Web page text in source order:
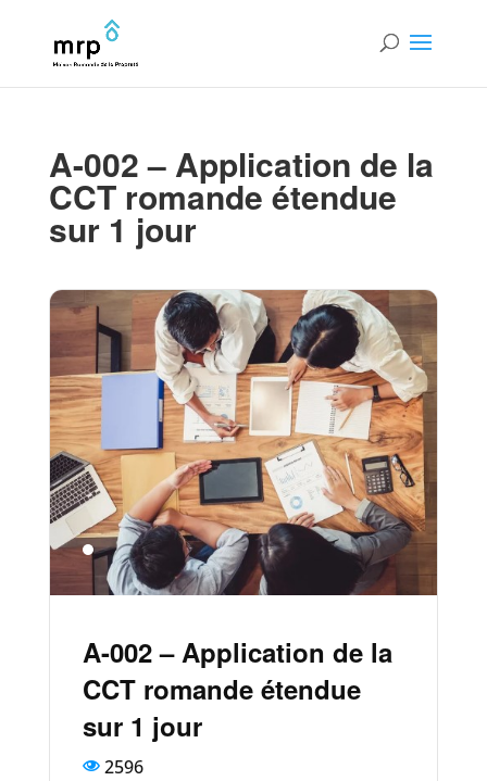
A-002 – Application de la
CCT romande étendue
sur 1 jour
A-002 – Application de la
CCT romande étendue
sur 1 jour
2596